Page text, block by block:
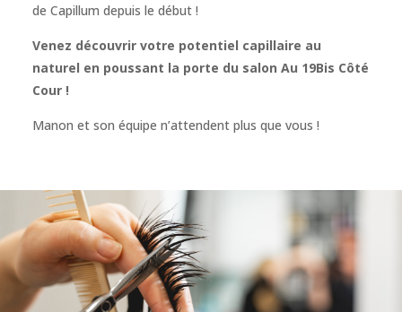
de Capillum depuis le début !
Venez découvrir votre potentiel capillaire au
naturel en poussant la porte du salon Au 19Bis Côté
Cour !
Manon et son équipe n’attendent plus que vous !